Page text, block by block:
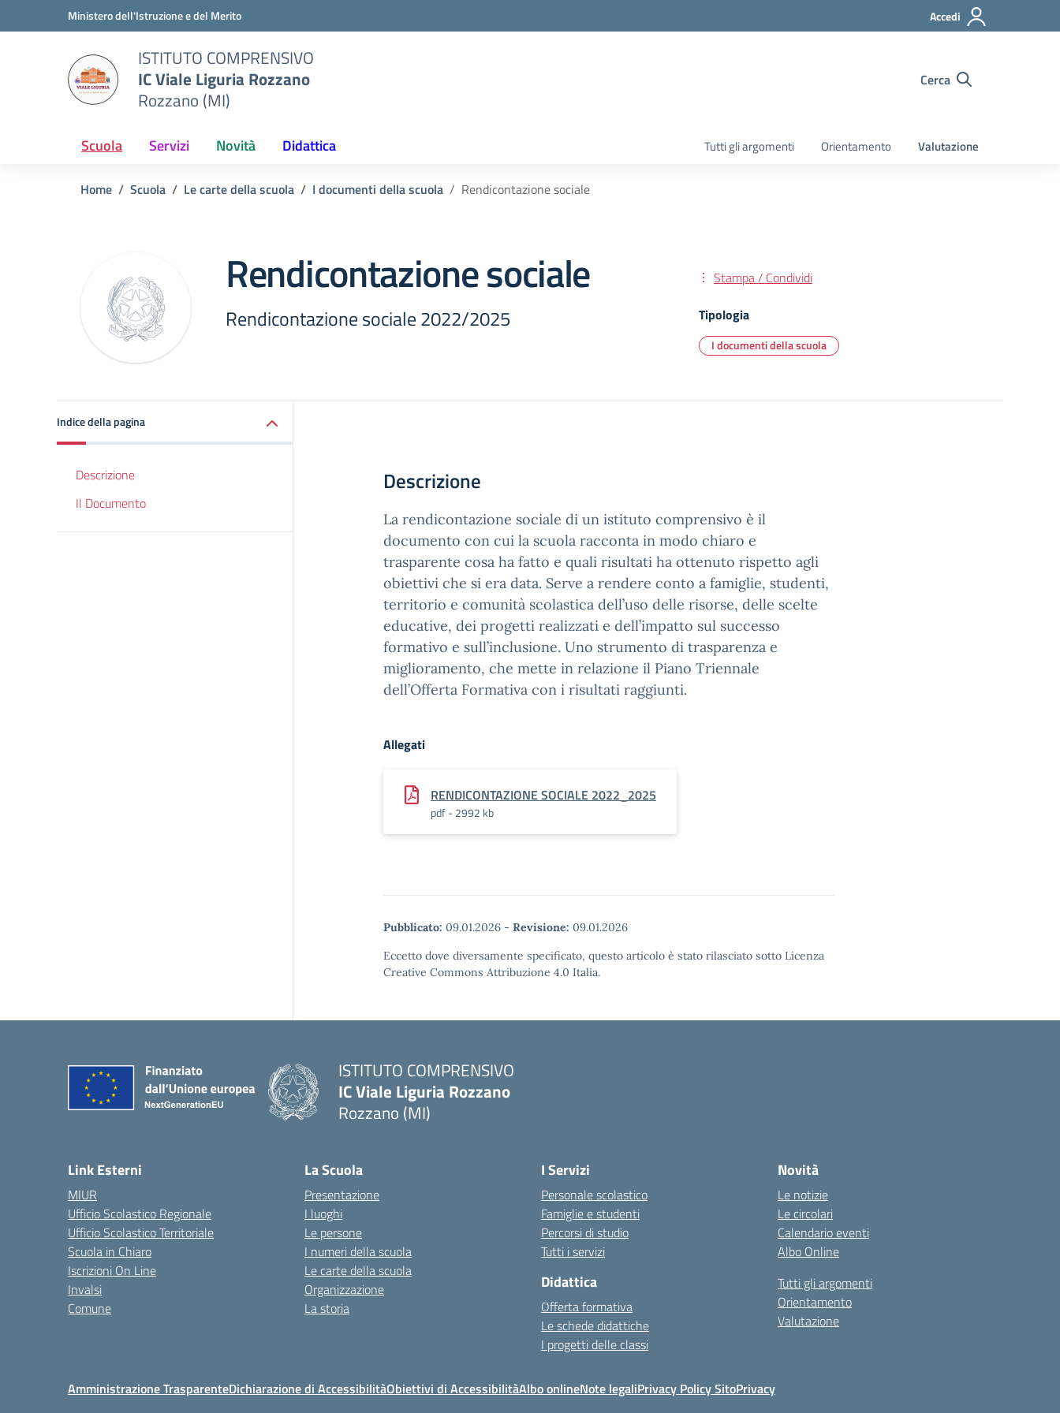
Vai ai contenuti
Vai al menu di navigazioneMinistero dell'Istruzione e del Merito Accedi
ISTITUTO COMPRENSIVO
IC Viale Liguria Rozzano
Rozzano (MI)
Cerca
Scuola Servizi Novità Didattica Tutti gli argomenti Orientamento Valutazione
Home Scuola Le carte della scuola I documenti della scuola Rendicontazione sociale
Rendicontazione sociale
Rendicontazione sociale 2022/2025
Stampa / Condividi
Tipologia
I documenti della scuola
Indice della pagina
Descrizione
Il Documento
Descrizione
La rendicontazione sociale di un istituto comprensivo è il
documento con cui la scuola racconta in modo chiaro e
trasparente cosa ha fatto e quali risultati ha ottenuto rispetto agli
obiettivi che si era data. Serve a rendere conto a famiglie, studenti,
territorio e comunità scolastica dell’uso delle risorse, delle scelte
educative, dei progetti realizzati e dell’impatto sul successo
formativo e sull’inclusione. Uno strumento di trasparenza e
miglioramento, che mette in relazione il Piano Triennale
dell’Offerta Formativa con i risultati raggiunti.
Allegati
RENDICONTAZIONE SOCIALE 2022_2025
pdf - 2992 kb
Pubblicato: 09.01.2026 - Revisione: 09.01.2026
Eccetto dove diversamente specificato, questo articolo è stato rilasciato sotto Licenza
Creative Commons Attribuzione 4.0 Italia.
ISTITUTO COMPRENSIVO
IC Viale Liguria Rozzano
Rozzano (MI)
Link Esterni
MIUR
Ufficio Scolastico Regionale
Ufficio Scolastico Territoriale
Scuola in Chiaro
Iscrizioni On Line
Invalsi
Comune
La Scuola
Presentazione
I luoghi
Le persone
I numeri della scuola
Le carte della scuola
Organizzazione
La storia
I Servizi
Personale scolastico
Famiglie e studenti
Percorsi di studio
Tutti i servizi
Didattica
Offerta formativa
Le schede didattiche
I progetti delle classi
Novità
Le notizie
Le circolari
Calendario eventi
Albo Online
Tutti gli argomenti
Orientamento
Valutazione
Amministrazione TrasparenteDichiarazione di AccessibilitàObiettivi di AccessibilitàAlbo onlineNote legaliPrivacy Policy SitoPrivacy